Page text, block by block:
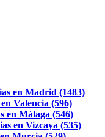
en Madrid (1483)
Valencia (596)
en Málaga (546)
en Vizcaya (535)